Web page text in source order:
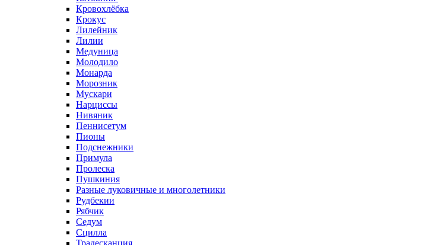
Кровохлёбка
Крокус
Лилейник
Лилии
Медуница
Молодило
Монарда
Морозник
Мускари
Нарциссы
Нивяник
Пеннисетум
Пионы
Подснежники
Примула
Пролеска
Пушкиния
Разные луковичные и многолетники
Рудбекии
Рябчик
Седум
Сцилла
Традесканция